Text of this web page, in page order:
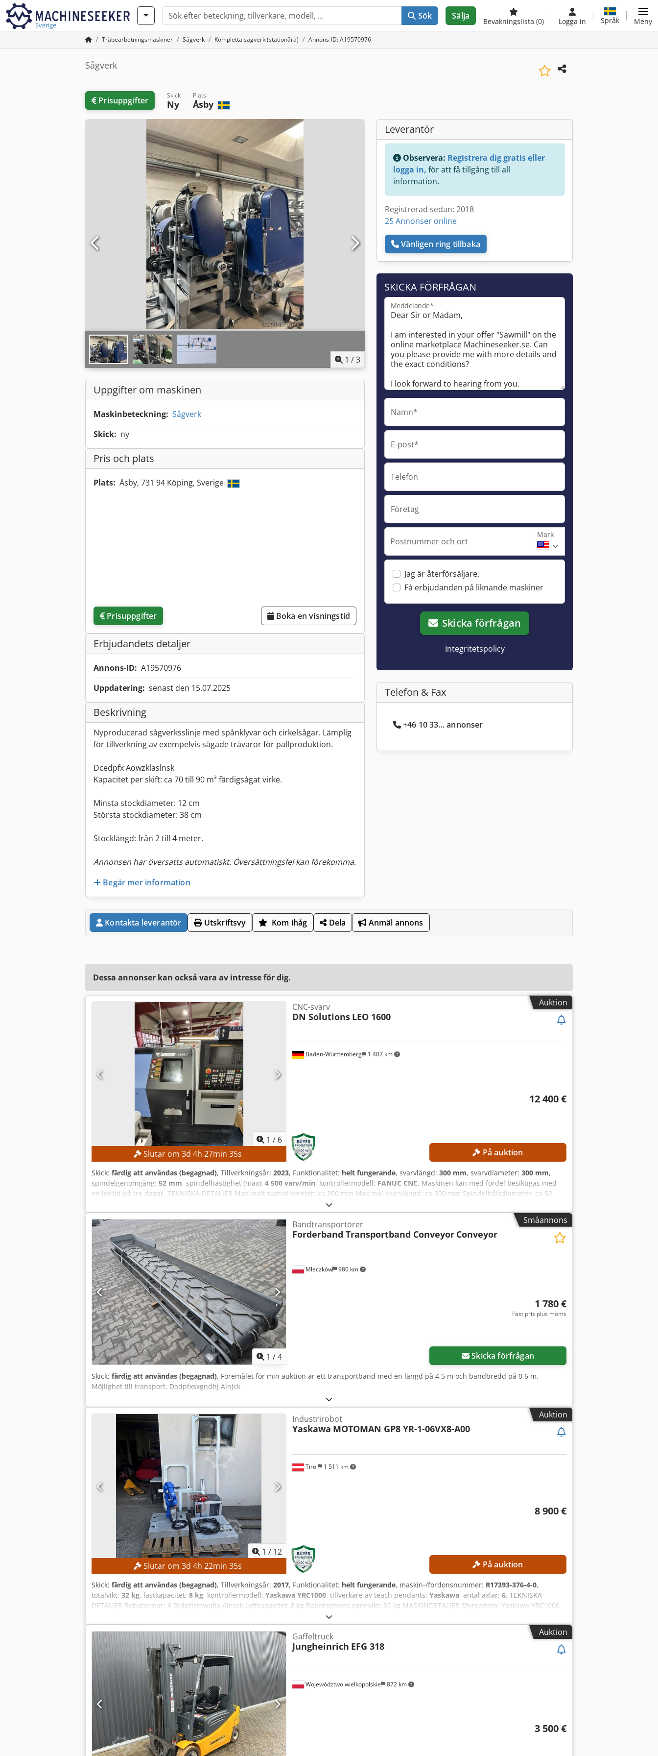
Sverige
Sök Sälja
Bevakningslista (0) Logga in Språk Meny
Träbearbetningsmaskiner Sågverk Kompletta sågverk (stationära) Annons-ID: A19570976
Sågverk
Prisuppgifter Skick
Ny
Plats
Åsby
1 /3
Uppgifter om maskinen
Maskinbeteckning: Sågverk
Skick: ny
Pris och plats
Plats: Åsby, 731 94 Köping, Sverige
Prisuppgifter Boka en visningstid
Erbjudandets detaljer
Annons-ID: A19570976
Uppdatering: senast den 15.07.2025
Beskrivning
Nyproducerad sågverksslinje med spånklyvar och cirkelsågar. Lämplig
för tillverkning av exempelvis sågade trävaror för pallproduktion.
Dcedpfx Aowzklaslnsk
Kapacitet per skift: ca 70 till 90 m³ färdigsågat virke.
Minsta stockdiameter: 12 cm
Största stockdiameter: 38 cm
Stocklängd: från 2 till 4 meter.
Annonsen har översatts automatiskt. Översättningsfel kan förekomma.
Begär mer information
Leverantör
Observera: Registrera dig gratis eller
logga in, för att få tillgång till all
information.
Registrerad sedan: 2018
25 Annonser online
Vänligen ring tillbaka
SKICKA FÖRFRÅGAN
Meddelande*
Namn*
E-post*
Telefon
Företag
Postnummer och ort
Mark
Jag är återförsäljare.
Få erbjudanden på liknande maskiner
Skicka förfrågan
Integritetspolicy
Telefon & Fax
+46 10 33... annonser
Kontakta leverantör Utskriftsvy Kom ihåg Dela Anmäl annons
Dessa annonser kan också vara av intresse för dig.
Auktion
1 / 6
Slutar om3d4h27min34s
Baden-Württemberg 1 407 km
CNC-svarv
DN Solutions LEO 1600
12 400 €
På auktion
Skick: färdig att användas (begagnad), Tillverkningsår: 2023, Funktionalitet: helt fungerande, svarvlängd: 300 mm, svarvdiameter: 300 mm,
spindelgenomgång: 52 mm, spindelhastighet (max): 4 500 varv/min, kontrollermodell: FANUC CNC, Maskinen kan med fördel besiktigas med
en ledtid på tre dagar. TEKNISKA DETALJER Maximalt svarvdiameter: ca 300 mm Maximal svarvlängd: ca 300 mm Spindelhålsdiameter: ca 52
mm Maximal huvudspindelhastighet: 4 500 varv/min Verktygsrevolver: 12 stationer MASKINDETALJER Styrsystem: FANUC CNC Maskinvikt: ca 2
200 kg Dsdpfx Alsznb Ntjnock Drifttimmar: ca 6 458 timmar Spindeltimmar: ca 4 300 timmar Spänning: AC 380 V (med eller utan transformator)
Märkeffekt: 14,97 kVA Ström vid full last: 22,74 A Brytförmåga: 5 kA Kortslutningsförmåga: 10 kA Elektromotorns effekt enligt tillverkaren: 7,5 kW
UTRUSTNING Teknisk dokumentation Kraftfull huvudspindel Robust maskinkonstruktion för hög dimensionsnoggrannhet Verktygsrevolver med
snabb indexering Kompakt konstruktion med lågt platsbehov Användarvänligt CNC-styrsystem Hög driftsäkerhet Lågt underhållsbehov
Fullständig teknisk dokumentation
Småannons
1 /4
Mleczków 980 km
Bandtransportörer
Forderband Transportband Conveyor Conveyor
1 780 €
Fast pris plus moms
Skicka förfrågan
Skick: färdig att användas (begagnad), Föremålet för min auktion är ett transportband med en längd på 4,5 m och bandbredd på 0,6 m.
Möjlighet till transport. Dodpfxsxgndhj Alnjck
Auktion
1 / 12
Slutar om3d4h22min34s
Tirol 1 511 km
Industrirobot
Yaskawa MOTOMAN GP8 YR-1-06VX8-A00
8 900 €
På auktion
Skick: färdig att användas (begagnad), Tillverkningsår: 2017, Funktionalitet: helt fungerande, maskin-/fordonsnummer: R17393-376-4-0,
totalvikt: 32 kg, lastkapacitet: 8 kg, kontrollermodell: Yaskawa YRC1000, tillverkare av teach pendants: Yaskawa, antal axlar: 6, TEKNISKA
DETALJER Robotarmar: 6 Djdpfjzmwafjx Alnsck Lyftkapacitet: 8 kg Robotarmens egenvikt: 32 kg MASKINDETALJER Styrsystem: Yaskawa YRC1000
Tillverkare av programmeringsenhet: Yaskawa Strömförsörjning: 3-fas AC 380–440 V, 50/60 Hz Ingångsström: 15 A Maximalt överströmskydd för
utrustning: 15 A Kortslutningsström: 2,5 kA Typ av strömförsörjningsenhet: ERAR-1000-06VX8-E10 UTRUSTNING Yaskawa Motoman GP8
robotarm Yaskawa YRC1000 robotstyrning
Auktion
Województwo wielkopolskie 872 km
Gaffeltruck
Jungheinrich EFG 318
3 500 €